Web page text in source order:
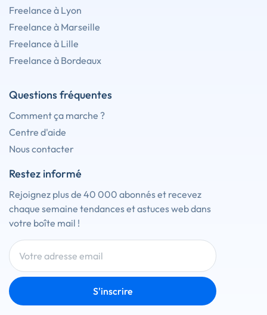
Freelance à Lyon
Freelance à Marseille
Freelance à Lille
Freelance à Bordeaux
Questions fréquentes
Comment ça marche ?
Centre d'aide
Nous contacter
Restez informé
Rejoignez plus de 40 000 abonnés et recevez
chaque semaine tendances et astuces web dans
votre boîte mail !
S'inscrire